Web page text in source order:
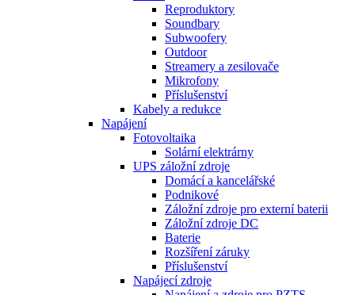
Reproduktory
Soundbary
Subwoofery
Outdoor
Streamery a zesilovače
Mikrofony
Příslušenství
Kabely a redukce
Napájení
Fotovoltaika
Solární elektrárny
UPS záložní zdroje
Domácí a kancelářské
Podnikové
Záložní zdroje pro externí baterii
Záložní zdroje DC
Baterie
Rozšíření záruky
Příslušenství
Napájecí zdroje